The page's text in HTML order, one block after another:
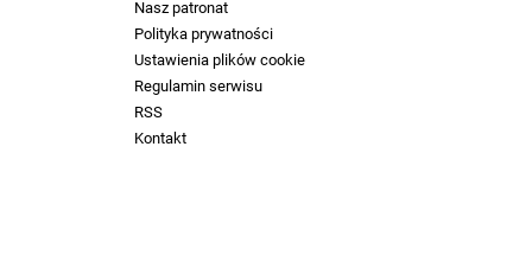
Nasz patronat
Polityka prywatności
Ustawienia plików cookie
Regulamin serwisu
RSS
Kontakt